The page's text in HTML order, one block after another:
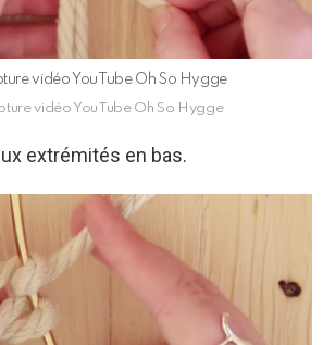
vidéo YouTube Oh So Hygge
vidéo YouTube Oh So Hygge
extrémités en bas.